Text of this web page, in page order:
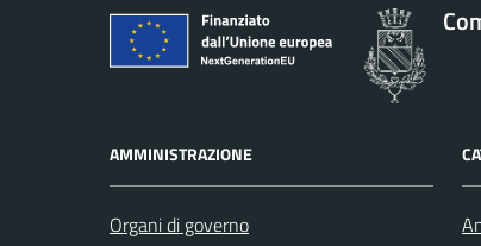
AMMINISTRAZIONE
Organi di governo